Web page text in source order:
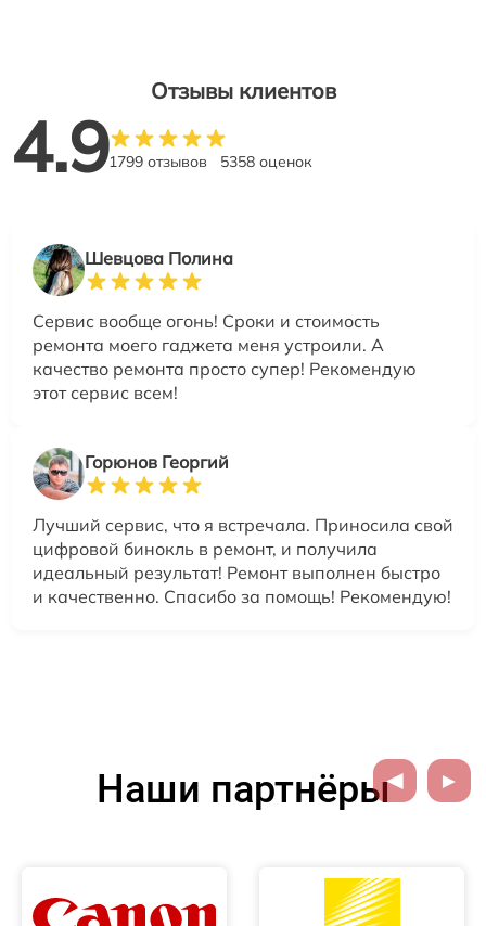
Отзывы клиентов
4.91799 отзывов 5358 оценок
Шевцова Полина
Сервис вообще огонь! Сроки и стоимость
ремонта моего гаджета меня устроили. А
качество ремонта просто супер! Рекомендую
этот сервис всем!
Горюнов Георгий
Лучший сервис, что я встречала. Приносила свой
цифровой бинокль в ремонт, и получила
идеальный результат! Ремонт выполнен быстро
и качественно. Спасибо за помощь! Рекомендую!
Наши партнёры